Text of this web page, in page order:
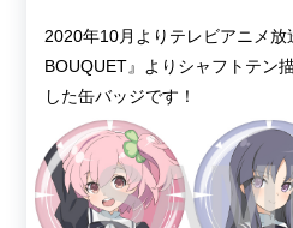
2020年10月よりテレビアニメ放
BOUQUET』よりシャフトテン
した缶バッジです！